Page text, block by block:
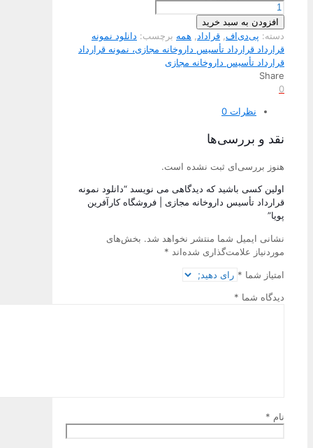
افزودن به سبد خرید
دسته:پی‌دی‌اف, قراداد,همه برچسب: دانلود نمونه
قرارداد قرارداد تأسیس داروخانه مجازی، نمونه قرارداد
قرارداد تأسیس داروخانه مجازی
Share
نظرات0
نقد و بررسی‌ها
هنوز بررسی‌ای ثبت نشده است.
اولین کسی باشید که دیدگاهی می نویسد “دانلود نمونه
قرارداد تأسیس داروخانه مجازی | فروشگاه کارآفرین
پویا”
نشانی ایمیل شما منتشر نخواهد شد. بخش‌های
موردنیاز علامت‌گذاری شده‌اند*
امتیاز شما*
دیدگاه شما*
نام*